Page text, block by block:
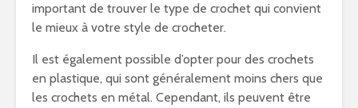
important de trouver le type de crochet qui convient
le mieux à votre style de crocheter.
Il est également possible d’opter pour des crochets
en plastique, qui sont généralement moins chers que
les crochets en métal. Cependant, ils peuvent être